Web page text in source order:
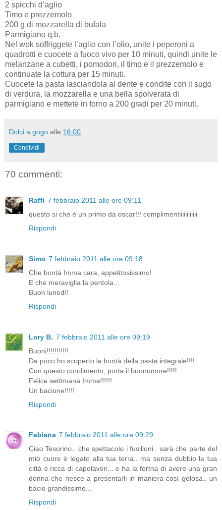
2 spicchi d’aglio
Timo e prezzemolo
200 g di mozzarella di bufala
Parmigiano q.b.
Nel wok soffriggete l’aglio con l’olio, unite i peperoni a
quadrotti e cuocete a fuoco vivo per 10 minuti, quindi unite le
melanzane a cubetti, i pomodori, il timo e il prezzemolo e
continuate la cottura per 15 minuti.
Cuocete la pasta lasciandola al dente e condite con il sugo
di verdura, la mozzarella e una bella spolverata di
parmigiano e mettete in forno a 200 gradi per 20 minuti.
Dolci a gogo alle 16:00
Condividi
70 commenti:
Raffi 7 febbraio 2011 alle ore 09:11
questo si che è un primo da oscar!!! complimentiiiiiiiiiiii
Rispondi
Simo 7 febbraio 2011 alle ore 09:18
Che bontà Imma cara, appetitosissimo!
E che meraviglia la pentola...
Buon lunedì!
Rispondi
Lory B. 7 febbraio 2011 alle ore 09:19
Buoni!!!!!!!!!!!
Da poco ho scoperto la bontà della pasta integrale!!!!
Con questo condimento, porta il buonumore!!!!!
Felice settimana Imma!!!!!!
Un bacione!!!!!
Rispondi
Fabiana 7 febbraio 2011 alle ore 09:29
Ciao Tesorino.. che spettacolo i fusilloni.. sarà che parte del
mio cuore è legato alla tua terra.. ma senza dubbio la tua
città è ricca di capolavori... e ha la fortna di avere una gran
donna che riesce a presentarli in maniera così golosa.. un
bacio grandissimo...
Rispondi